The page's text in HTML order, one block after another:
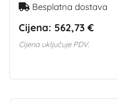
Besplatna dostava
Cijena: 562,73 €
Cijena uključuje PDV.